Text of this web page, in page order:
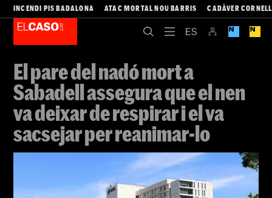
INCENDI PIS BADALONA ATAC MORTAL NOU BARRIS CADÀVER
El pare del nadó mort a
Sabadell assegura que el nen
va deixar de respirar i el va
sacsejar per reanimar-lo